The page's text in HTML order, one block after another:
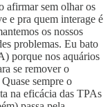
afirmar sem olhar os
e pra quem interage é
os nossos
problemas. Eu bato
porque nos aquários
se remover o
sempre o
na eficácia das TPAs